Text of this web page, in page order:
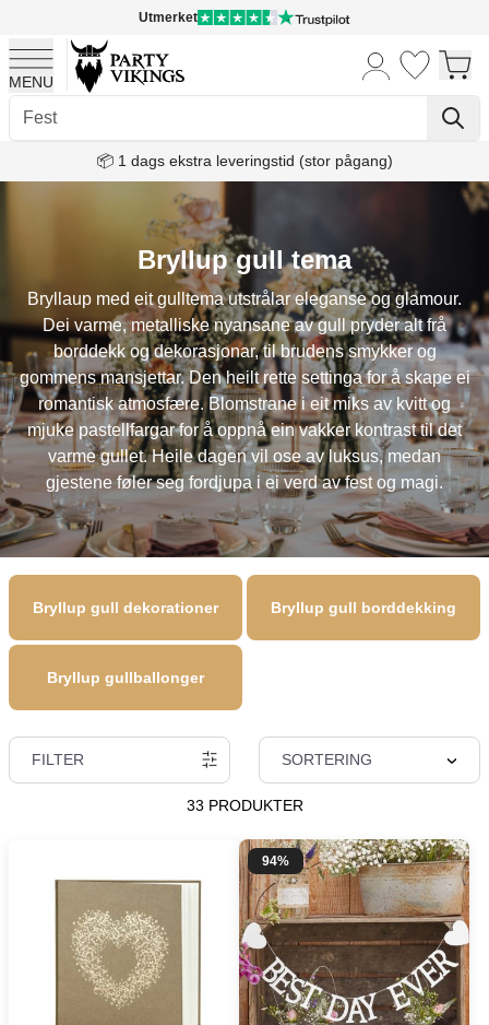
Utmerket
MENU
📦 1 dags ekstra leveringstid (stor pågang)
Skip to Content
Bryllup gull tema
Bryllaup med eit gulltema utstrålar eleganse og glamour.
Dei varme, metalliske nyansane av gull pryder alt frå
borddekk og dekorasjonar, til brudens smykker og
gommens mansjettar. Den heilt rette settinga for å skape ei
romantisk atmosfære. Blomstrane i eit miks av kvitt og
mjuke pastellfargar for å oppnå ein vakker kontrast til det
varme gullet. Heile dagen vil ose av luksus, medan
gjestene føler seg fordjupa i ei verd av fest og magi.
Bryllup gull dekorationer Bryllup gull borddekking
Bryllup gullballonger
FILTER SORTERING
33 PRODUKTER
94%